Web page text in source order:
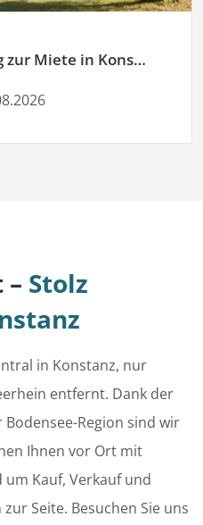
Jetzt neu: Wohnung zur Miete in Konstanz
– Stolz
z
in Konstanz, nur
entfernt. Dank der
Region sind wir
Ihnen vor Ort mit
Kauf, Verkauf und
Seite. Besuchen Sie uns